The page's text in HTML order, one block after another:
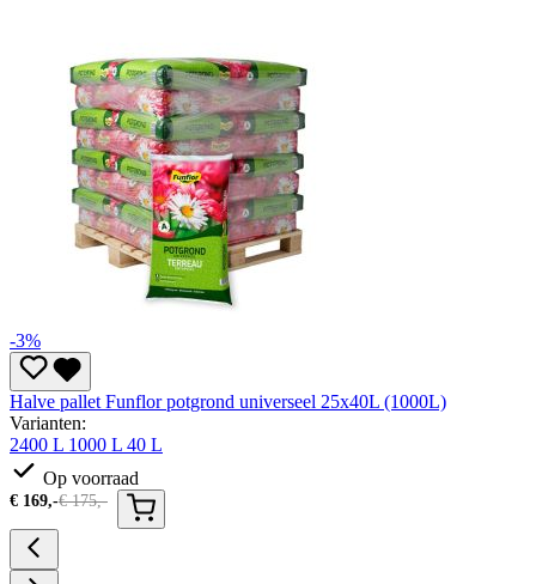
-3%
Halve pallet Funflor potgrond universeel 25x40L (1000L)
Varianten:
2400 L 1000 L 40 L
Op voorraad
€ 169,-€175,-